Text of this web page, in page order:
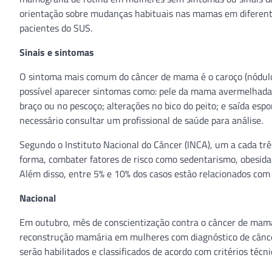
orientação sobre mudanças habituais nas mamas em
pacientes do SUS.
Sinais e sintomas
O sintoma mais comum do câncer de mama é o caroço
possível aparecer sintomas como: pele da mama
braço ou no pescoço; alterações no bico do peito; e saída
necessário consultar um profissional de saúde para análise.
Segundo o Instituto Nacional do Câncer (INCA), um a cada
forma, combater fatores de risco como sedentarismo,
Além disso, entre 5% e 10% dos casos estão relacionados
Nacional
Em outubro, mês de conscientização contra o câncer de
reconstrução mamária em mulheres com diagnóstico de
serão habilitados e classificados de acordo com critérios